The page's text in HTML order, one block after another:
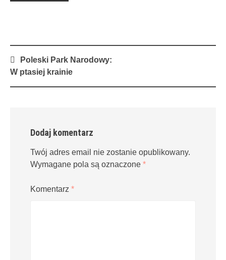
Post
navigation
Poleski Park Narodowy:
W ptasiej krainie
Dodaj komentarz
Twój adres email nie zostanie opublikowany.
Wymagane pola są oznaczone *
Komentarz *